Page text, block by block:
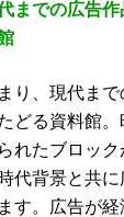
までの広告作
り、現代まで
どる資料館。
れたブロック
代背景と共
す。広告が経